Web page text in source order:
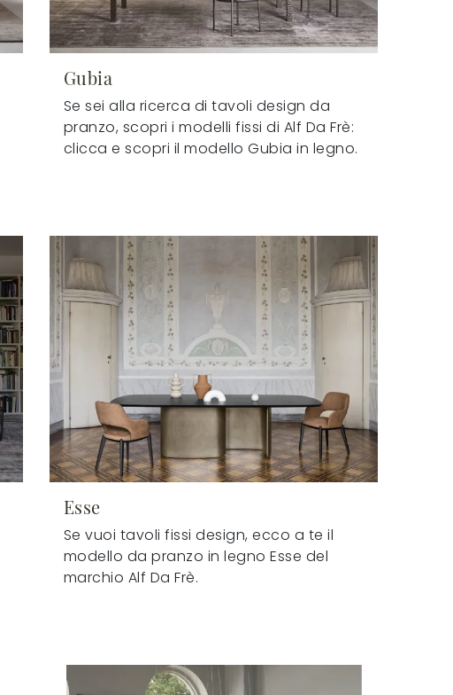
Gubia
Se sei alla ricerca di tavoli design da
pranzo, scopri i modelli fissi di Alf Da Frè:
clicca e scopri il modello Gubia in legno.
Esse
Se vuoi tavoli fissi design, ecco a te il
modello da pranzo in legno Esse del
marchio Alf Da Frè.